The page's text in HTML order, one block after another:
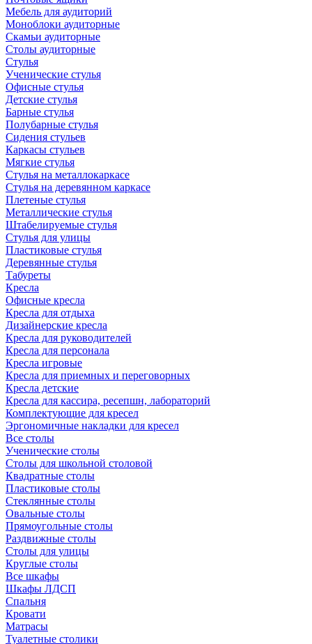
Мебель для аудиторий
Моноблоки аудиторные
Скамьи аудиторные
Столы аудиторные
Стулья
Ученические стулья
Офисные стулья
Детские стулья
Барные стулья
Полубарные стулья
Сидения стульев
Каркасы стульев
Мягкие стулья
Стулья на металлокаркасе
Стулья на деревянном каркасе
Плетеные стулья
Металлические стулья
Штабелируемые стулья
Стулья для улицы
Пластиковые стулья
Деревянные стулья
Табуреты
Кресла
Офисные кресла
Кресла для отдыха
Дизайнерские кресла
Кресла для руководителей
Кресла для персонала
Кресла игровые
Кресла для приемных и переговорных
Кресла детские
Кресла для кассира, ресепшн, лабораторий
Комплектующие для кресел
Эргономичные накладки для кресел
Все столы
Ученические столы
Столы для школьной столовой
Квадратные столы
Пластиковые столы
Стеклянные столы
Овальные столы
Прямоугольные столы
Раздвижные столы
Столы для улицы
Круглые столы
Все шкафы
Шкафы ЛДСП
Спальня
Кровати
Матрасы
Туалетные столики